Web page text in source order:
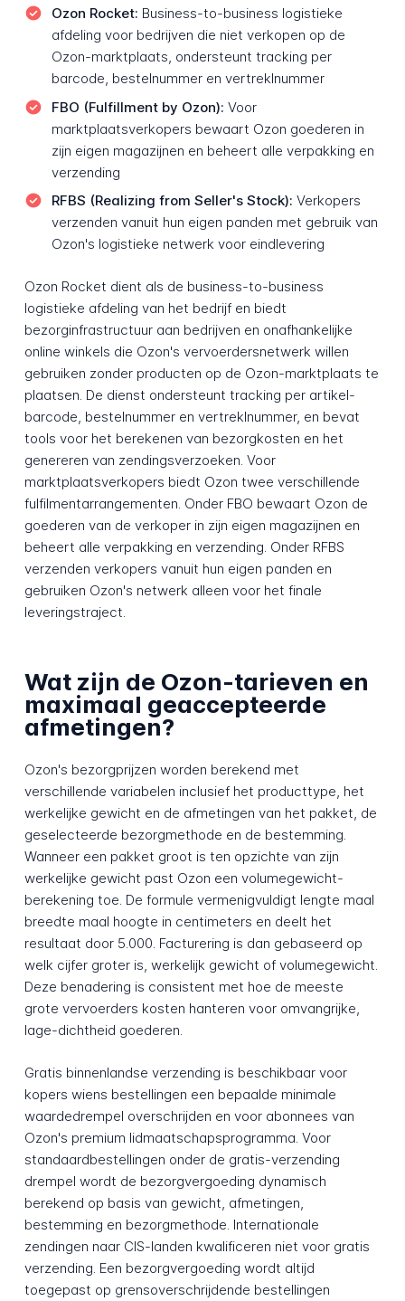
Ozon Rocket: Business-to-business logistieke
afdeling voor bedrijven die niet verkopen op de
Ozon-marktplaats, ondersteunt tracking per
barcode, bestelnummer en vertreklnummer
FBO (Fulfillment by Ozon): Voor
marktplaatsverkopers bewaart Ozon goederen in
zijn eigen magazijnen en beheert alle verpakking en
verzending
RFBS (Realizing from Seller's Stock): Verkopers
verzenden vanuit hun eigen panden met gebruik van
Ozon's logistieke netwerk voor eindlevering
Ozon Rocket dient als de business-to-business
logistieke afdeling van het bedrijf en biedt
bezorginfrastructuur aan bedrijven en onafhankelijke
online winkels die Ozon's vervoerdersnetwerk willen
gebruiken zonder producten op de Ozon-marktplaats te
plaatsen. De dienst ondersteunt tracking per artikel-
barcode, bestelnummer en vertreklnummer, en bevat
tools voor het berekenen van bezorgkosten en het
genereren van zendingsverzoeken. Voor
marktplaatsverkopers biedt Ozon twee verschillende
fulfilmentarrangementen. Onder FBO bewaart Ozon de
goederen van de verkoper in zijn eigen magazijnen en
beheert alle verpakking en verzending. Onder RFBS
verzenden verkopers vanuit hun eigen panden en
gebruiken Ozon's netwerk alleen voor het finale
leveringstraject.
Wat zijn de Ozon-tarieven en
maximaal geaccepteerde
afmetingen?
Ozon's bezorgprijzen worden berekend met
verschillende variabelen inclusief het producttype, het
werkelijke gewicht en de afmetingen van het pakket, de
geselecteerde bezorgmethode en de bestemming.
Wanneer een pakket groot is ten opzichte van zijn
werkelijke gewicht past Ozon een volumegewicht-
berekening toe. De formule vermenigvuldigt lengte maal
breedte maal hoogte in centimeters en deelt het
resultaat door 5.000. Facturering is dan gebaseerd op
welk cijfer groter is, werkelijk gewicht of volumegewicht.
Deze benadering is consistent met hoe de meeste
grote vervoerders kosten hanteren voor omvangrijke,
lage-dichtheid goederen.
Gratis binnenlandse verzending is beschikbaar voor
kopers wiens bestellingen een bepaalde minimale
waardedrempel overschrijden en voor abonnees van
Ozon's premium lidmaatschapsprogramma. Voor
standaardbestellingen onder de gratis-verzending
drempel wordt de bezorgvergoeding dynamisch
berekend op basis van gewicht, afmetingen,
bestemming en bezorgmethode. Internationale
zendingen naar CIS-landen kwalificeren niet voor gratis
verzending. Een bezorgvergoeding wordt altijd
toegepast op grensoverschrijdende bestellingen